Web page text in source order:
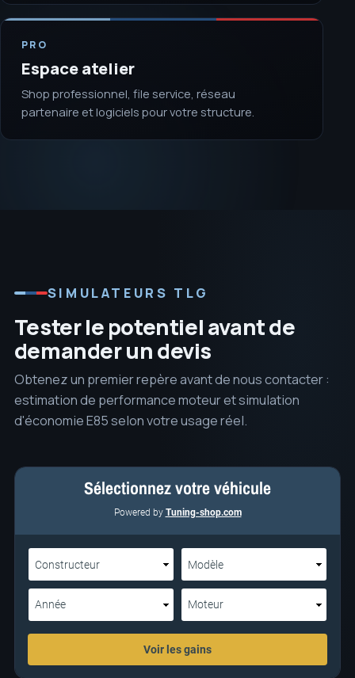
PRO
Espace atelier
Shop professionnel, file service, réseau
partenaire et logiciels pour votre structure.
SIMULATEURS TLG
Tester le potentiel avant de
demander un devis
Obtenez un premier repère avant de nous contacter :
estimation de performance moteur et simulation
d'économie E85 selon votre usage réel.